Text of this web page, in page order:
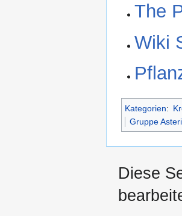
The
Wiki
Kategorien:
Gruppe
Diese